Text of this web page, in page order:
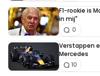
F1-rookie is
in mij"
0
Verstappen
Mercedes
10